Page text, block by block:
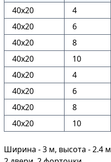
40х20
4
40х20
6
40х20
8
40х20
10
40х20
4
40х20
6
40х20
8
40х20
10
Ширина - 3 м, высота - 2.4 м